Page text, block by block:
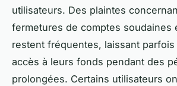
utilisateurs. Des plaintes
fermetures de comptes soudaines
restent fréquentes, laissant
accès à leurs fonds pendant des
prolongées. Certains utilisateurs